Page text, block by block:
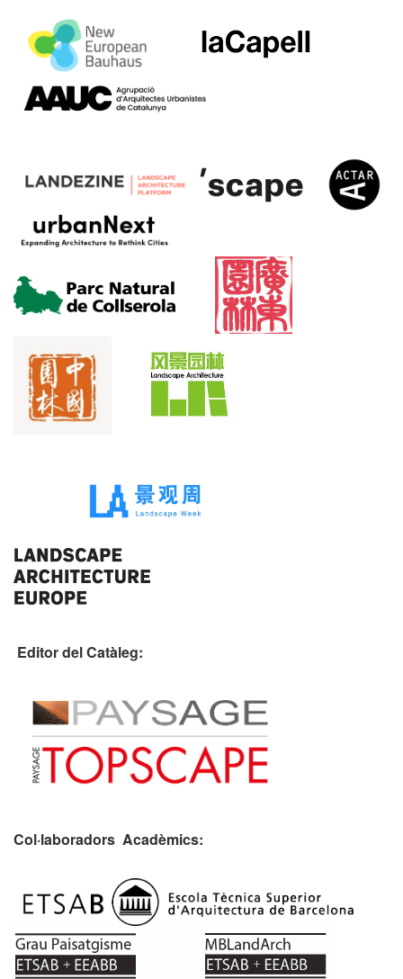
Editor del Catàleg:
Col·laboradors Acadèmics: